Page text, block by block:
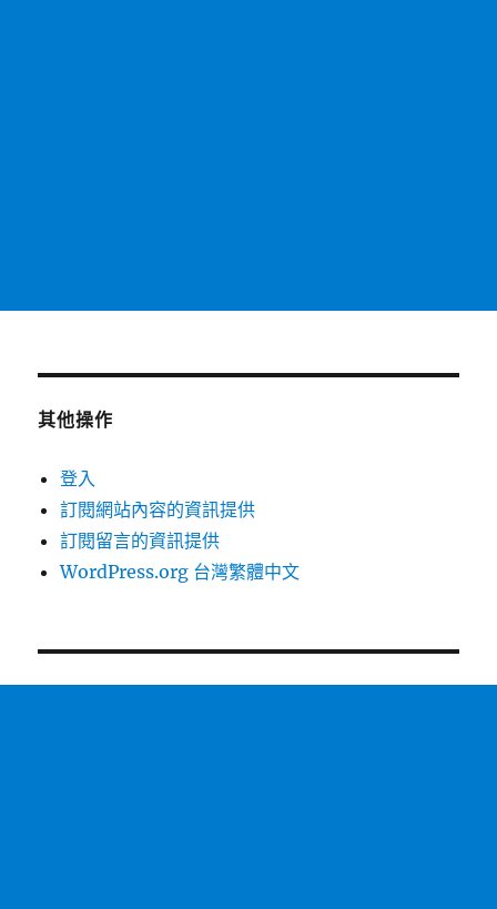
其他操作
登入
訂閱網站內容的資訊提供
訂閱留言的資訊提供
WordPress.org 台灣繁體中文